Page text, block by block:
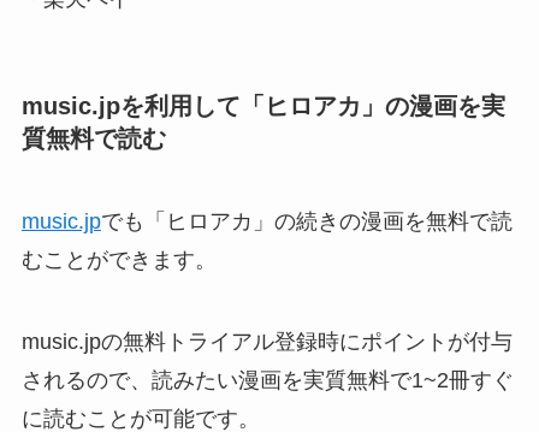
music.jpを利用して「ヒロアカ」の漫画を実
質無料で読む
music.jpでも「ヒロアカ」の続きの漫画を無料で読
むことができます。
music.jpの無料トライアル登録時にポイントが付与
されるので、読みたい漫画を実質無料で1~2冊すぐ
に読むことが可能です。